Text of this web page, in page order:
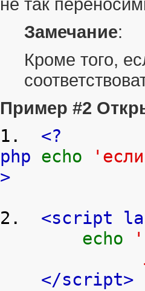
не так
Замечание:
Кроме того,
Пример #2
1. <?
php echo
>
2. <script
echo
любят
</script>